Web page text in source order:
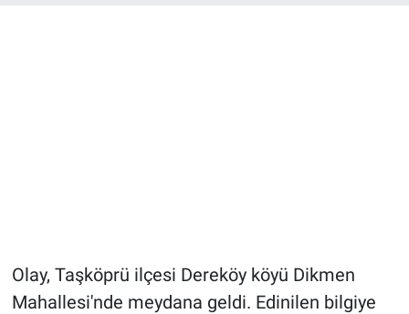
Olay, Taşköprü ilçesi Dereköy köyü Dikmen
Mahallesi'nde meydana geldi. Edinilen bilgiye